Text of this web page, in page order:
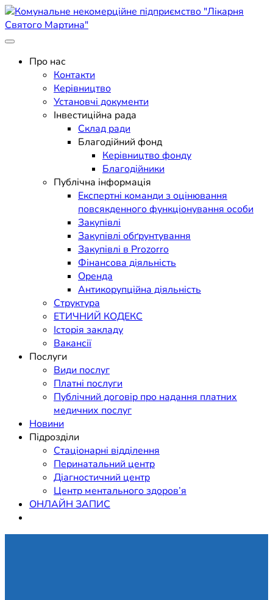
Skip
to
content
Комунальне некомерційне
підприємство "Лікарня
Святого Мартина"
Поліклініка Мукачево
Про нас
Контакти
Керівництво
Установчі документи
Інвестиційна рада
Склад ради
Благодійний фонд
Керівництво фонду
Благодійники
Публічна інформація
Експертні команди з оцінювання
повсякденного функціонування особи
Закупівлі
Закупівлі обґрунтування
Закупівлі в Prozorro
Фінансова діяльність
Оренда
Антикорупційна діяльність
Структура
ЕТИЧНИЙ КОДЕКС
Історія закладу
Вакансії
Послуги
Види послуг
Платні послуги
Публічний договір про надання платних
медичних послуг
Новини
Підрозділи
Стаціонарні відділення
Перинатальний центр
Діагностичний центр
Центр ментального здоров’я
ОНЛАЙН ЗАПИС